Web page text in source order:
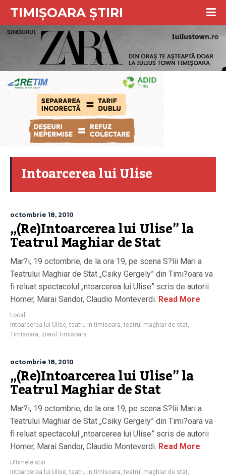
TIMIȘOARA ȘTIRI
Intoarcerea lui Ulise
octombrie 18, 2010
„(Re)Intoarcerea lui Ulise” la
Teatrul Maghiar de Stat
Mar?i, 19 octombrie, de la ora 19, pe scena S?lii Mari a
Teatrului Maghiar de Stat „Csiky Gergely” din Timi?oara va
fi reluat spectacolul „ntoarcerea lui Ulise” scris de autorii
Homer, Marai Sandor, Claudio Monteverdi. Read More
Local
Intoarcerea lui Ulise,teatru in timisoara,teatrul maghiar de stat,
Timisoara, ziarul Timisoara
octombrie 18, 2010
„(Re)Intoarcerea lui Ulise” la
Teatrul Maghiar de Stat
Mar?i, 19 octombrie, de la ora 19, pe scena S?lii Mari a
Teatrului Maghiar de Stat „Csiky Gergely” din Timi?oara va
fi reluat spectacolul „ntoarcerea lui Ulise” scris de autorii
Homer, Marai Sandor, Claudio Monteverdi. Read More
Ultimele stiri
Intoarcerea lui Ulise,teatru in timisoara,teatrul maghiar de stat,